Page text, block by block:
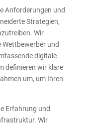
Anforderungen und
Strategien,
Wir
und
digitale
definieren wir klare
um, um Ihren
Erfahrung und
Wir